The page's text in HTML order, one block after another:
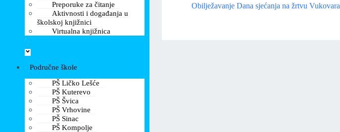
Obilježavanje Dana sjećanja na žrtvu Vukovara
Preporuke za čitanje
Aktivnosti i događanja u
školskoj knjižnici
Virtualna knjižnica
Područne škole
PŠ Ličko Lešće
PŠ Kuterevo
PŠ Švica
PŠ Vrhovine
PŠ Sinac
PŠ Kompolje